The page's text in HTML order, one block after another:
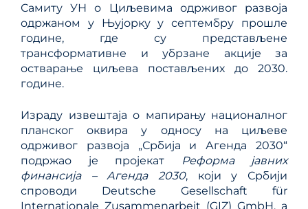
Самиту УН о Циљевима одрживог развоја
одржаном у Њујорку у септембру прошле
године, где су представљене
трансформативне и убрзане акције за
остварање циљева постављених до 2030.
године.
Израду извештаја о мапирању националног
планског оквира у односу на циљеве
одрживог развоја „Србија и Агенда 2030“
подржао је пројекат
Реформа
јавних
финансија–Агенда2030, који у Србији
спроводи Deutsche Gesellschaft für
Internationale Zusammenarbeit (GIZ) GmbH, а